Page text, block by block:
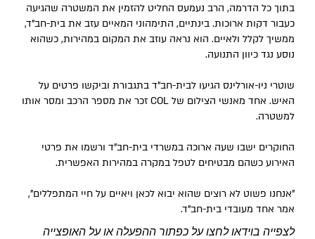
בתוך כל הדרמה, הרב נעמעס החליט להזמין את המשטרה שהגיעה
כעבור דקות ארוכות. בינתיים, התימהוני המאיים עזב את בית-חב"ד,
ממשיך לקלל ולאיים. הוא נראה עוזב את המקום במהירות, כשהוא
נוסע נגד כיוון התנועה.
שוטרי ניו-אורלינס הגיעו לבית-חב"ד בתגבורת וביקשו פרטים על
האיש. אחד מאנשי הצילום של COL זכר את מספר הרכב ומסר אותו
למשטרה.
החוקרים ישבו שעה ארוכה במשרדי בית-חב"ד ורשמו את פרטי
האירוע כשהם מבטיחים לטפל במקרה במהירות האפשרית.
"אנחנו פשוט לא רוצים שהוא יבוא לכאן ויאיים על חיי המתפללים",
אמר אחד מעובדי בית-חב"ד.
לצפייה בוידאו לחצו על כפתור ההפעלה או על האופצייה